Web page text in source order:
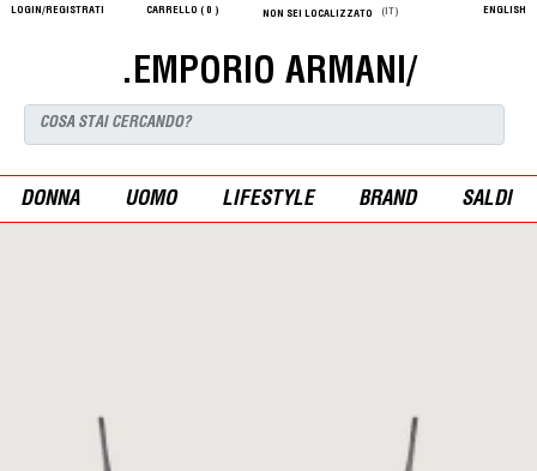
LOGIN/REGISTRATI CARRELLO ( 0 ) NON SEI LOCALIZZATO (IT) ENGLISH
.EMPORIO ARMANI/
DONNA UOMO LIFESTYLE BRAND SALDI